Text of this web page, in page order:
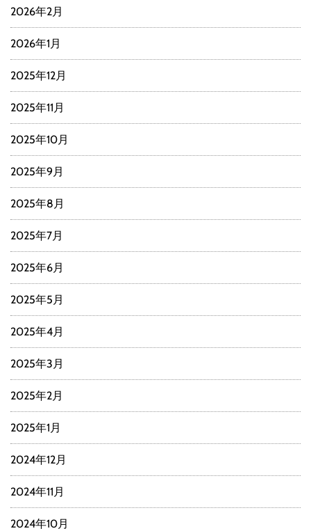
2026年2月
2026年1月
2025年12月
2025年11月
2025年10月
2025年9月
2025年8月
2025年7月
2025年6月
2025年5月
2025年4月
2025年3月
2025年2月
2025年1月
2024年12月
2024年11月
2024年10月